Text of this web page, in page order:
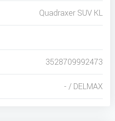
Quadraxer SUV KL
3528709992473
- / DELMAX